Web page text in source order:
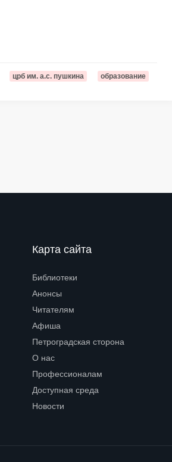
црб им. а.с. пушкина образование
Карта сайта
Библиотеки
Анонсы
Читателям
Афиша
Петроградская сторона
О нас
Профессионалам
Доступная среда
Новости